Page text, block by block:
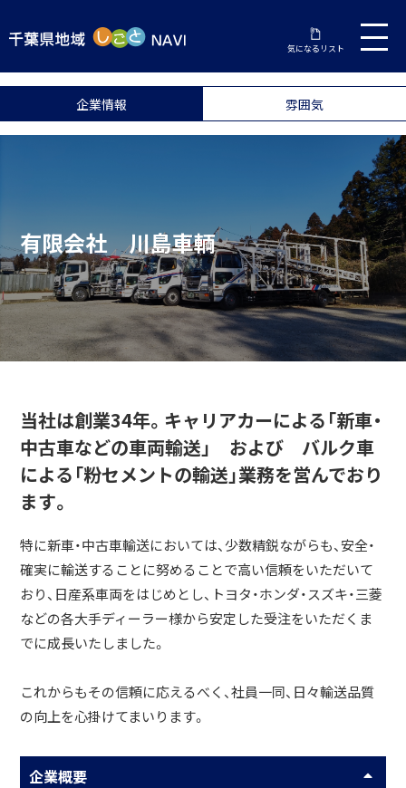
気になるリスト
企業情報 雰囲気
有限会社 川島車輌
当社は創業34年。キャリアカーによる「新車・
中古車などの車両輸送」 および バルク車
による「粉セメントの輸送」業務を営んでおり
ます。
特に新車・中古車輸送においては、少数精鋭ながらも、安全・
確実に輸送することに努めることで高い信頼をいただいて
おり、日産系車両をはじめとし、トヨタ・ホンダ・スズキ・三菱
などの各大手ディーラー様から安定した受注をいただくま
でに成長いたしました。
これからもその信頼に応えるべく、社員一同、日々輸送品質
の向上を心掛けてまいります。
企業概要